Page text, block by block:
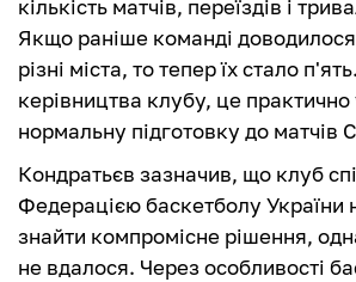
кількість матчів, переїздів і
Якщо раніше команді доводилося
різні міста, то тепер їх стало
керівництва клубу, це
нормальну підготовку до матчів
Кондратьєв зазначив, що клуб
Федерацією баскетболу України
знайти компромісне рішення,
не вдалося. Через особливості